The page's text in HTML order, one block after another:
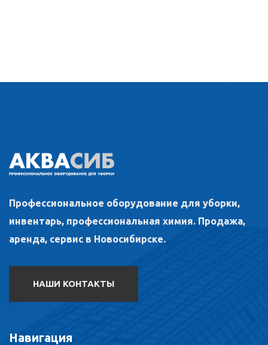
Профессиональное оборудование для уборки,
инвентарь, профессиональная химия. Продажа,
аренда, сервис в Новосибирске.
НАШИ КОНТАКТЫ
Навигация